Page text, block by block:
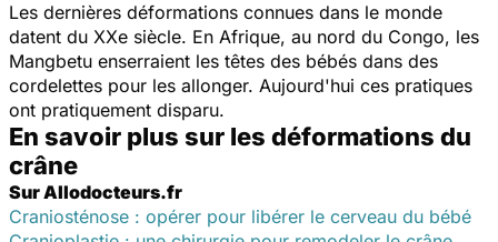
Les dernières déformations connues dans le monde
datent du XXe siècle. En Afrique, au nord du Congo, les
Mangbetu enserraient les têtes des bébés dans des
cordelettes pour les allonger. Aujourd'hui ces pratiques
ont pratiquement disparu.
En savoir plus sur les déformations du
crâne
Sur Allodocteurs.fr
Craniosténose : opérer pour libérer le cerveau du bébé